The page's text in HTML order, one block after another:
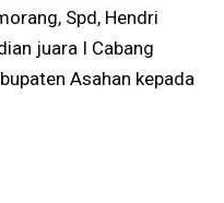
Spd, Hendri
juara I Cabang
Asahan kepada